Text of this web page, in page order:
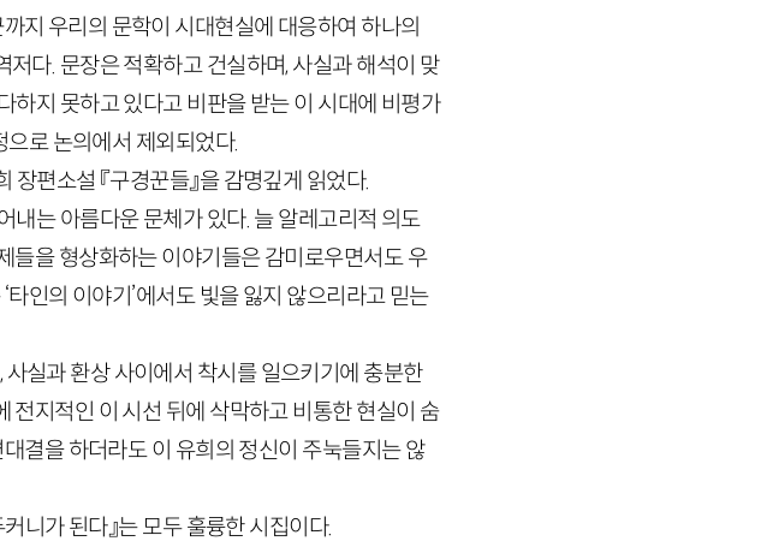
지 우리의 문학이 시대현실에 대응하여 하나의
다. 문장은 적확하고 건실하며, 사실과 해석이 맞
하지 못하고 있다고 비판을 받는 이 시대에 비평가
으로 논의에서 제외되었다.
장편소설 『구경꾼들』을 감명깊게 읽었다.
내는 아름다운 문체가 있다. 늘 알레고리적 의도
들을 형상화하는 이야기들은 감미로우면서도 우
인의 이야기’에서도 빛을 잃지 않으리라고 믿는
실과 환상 사이에서 착시를 일으키기에 충분한
전지적인 이 시선 뒤에 삭막하고 비통한 현실이 숨
결을 하더라도 이 유희의 정신이 주눅들지는 않
커니가 된다』는 모두 훌륭한 시집이다.